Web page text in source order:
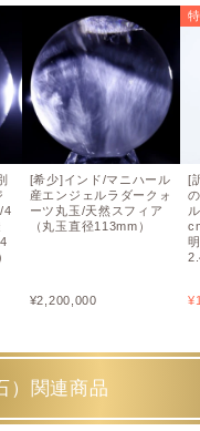
4
[希少]インド/マニハール
産エンジェルラダークォ
ーツ丸玉/天然スフィア
（丸玉直径113mm）
¥2,200,000
[
¥
）関連商品